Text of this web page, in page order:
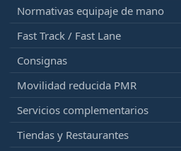
Normativas equipaje de mano
Fast Track / Fast Lane
Consignas
Movilidad reducida PMR
Servicios complementarios
Tiendas y Restaurantes